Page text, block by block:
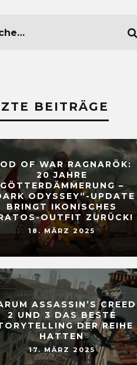
BEITRÄGE
OF WAR RAGNARÖK:
20 JAHRE
GÖTTERDÄMMERUNG –
ODYSSEY“-UPDATE
BRINGT IKONISCHES
OUTFIT ZURÜCK!
18. MÄRZ 2025
ASSASSIN’S CREED
2 UND 3 DAS BESTE
DER REIHE
HATTEN
17. MÄRZ 2025